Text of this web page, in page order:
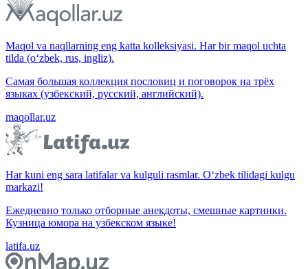
Maqol va naqllarning eng katta kolleksiyasi. Har bir maqol uchta
tilda (o‘zbek, rus, ingliz).
Самая большая коллекция пословиц и поговорок на трёх
языках (узбекский, русский, английский).
maqollar.uz
Har kuni eng sara latifalar va kulguli rasmlar. O‘zbek tilidagi kulgu
markazi!
Ежедневно только отборные анекдоты, смешные картинки.
Кузница юмора на узбекском языке!
latifa.uz